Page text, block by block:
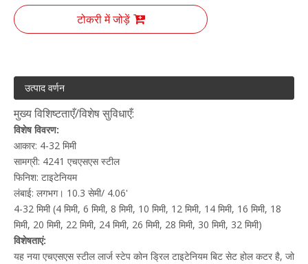
टोकरी में जोड़ें
उत्पाद वर्णन
मुख्य विशिष्टताएँ/विशेष सुविधाएँ:
विशेष विवरण:
आकार: 4-32 मिमी
सामग्री: 4241 एचएसएस स्टील
फिनिश: टाइटेनियम
लंबाई: लगभग। 10.3 सेमी/ 4.06'
4-32 मिमी (4 मिमी, 6 मिमी, 8 मिमी, 10 मिमी, 12 मिमी, 14 मिमी, 16 मिमी, 18
मिमी, 20 मिमी, 22 मिमी, 24 मिमी, 26 मिमी, 28 मिमी, 30 मिमी, 32 मिमी)
विशेषताएं:
यह नया एचएसएस स्टील लार्ज स्टेप कोन ड्रिल टाइटेनियम बिट सेट होल कटर है, जो